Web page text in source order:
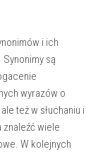
i ich
są
wyrazów o
też w słuchaniu i
znaleźć wiele
W kolejnych